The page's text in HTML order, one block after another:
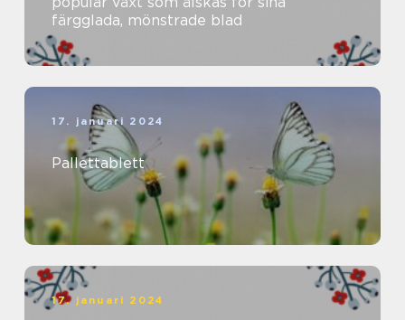
färgglada, mönstrade blad
17. januari 2024
Pallettablett
17. januari 2024